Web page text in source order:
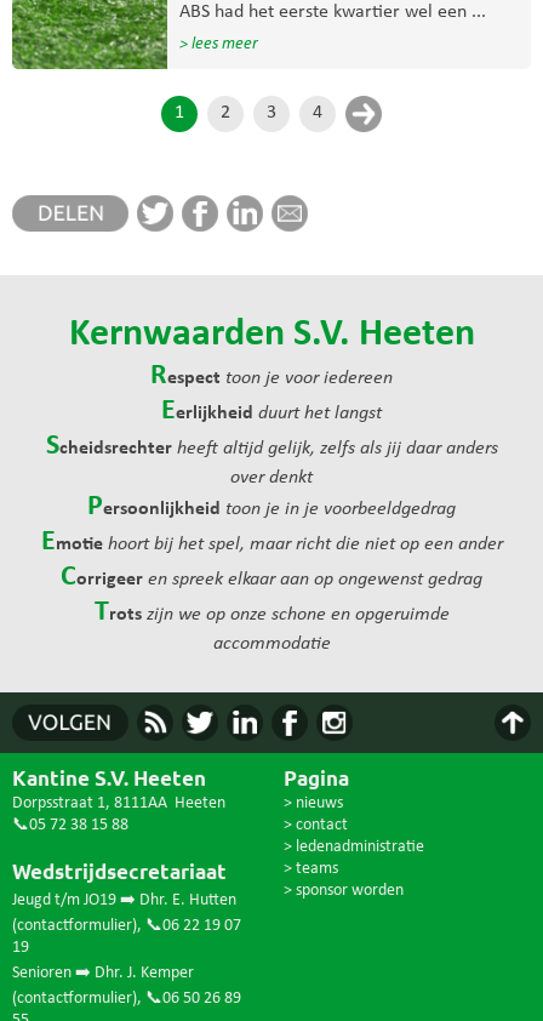
ABS had het eerste kwartier wel een ...
> lees meer
1 2 3 4
Kernwaarden S.V. Heeten
Respect toon je voor iedereen
Eerlijkheid duurt het langst
Scheidsrechter heeft altijd gelijk, zelfs als jij daar anders
over denkt
Persoonlijkheid toon je in je voorbeeldgedrag
Emotie hoort bij het spel, maar richt die niet op een ander
Corrigeer en spreek elkaar aan op ongewenst gedrag
Trots zijn we op onze schone en opgeruimde
accommodatie
Kantine S.V. Heeten
Dorpsstraat 1, 8111AA Heeten
📞05 72 38 15 88
Wedstrijdsecretariaat
Jeugd t/m JO19 ➡️ Dhr. E. Hutten
(contactformulier), 📞06 22 19 07
19
Senioren ➡️ Dhr. J. Kemper
(contactformulier), 📞06 50 26 89
Pagina
> nieuws
> contact
> ledenadministratie
> teams
> sponsor worden